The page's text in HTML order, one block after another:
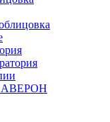
АВЕРОН